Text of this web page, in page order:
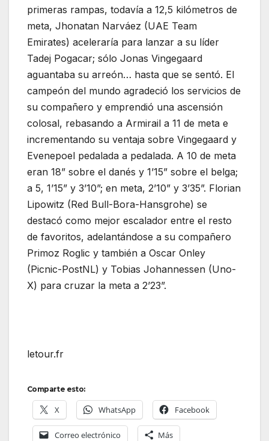
primeras rampas, todavía a 12,5 kilómetros de
meta, Jhonatan Narváez (UAE Team
Emirates) aceleraría para lanzar a su líder
Tadej Pogacar; sólo Jonas Vingegaard
aguantaba su arreón… hasta que se sentó. El
campeón del mundo agradeció los servicios de
su compañero y emprendió una ascensión
colosal, rebasando a Armirail a 11 de meta e
incrementando su ventaja sobre Vingegaard y
Evenepoel pedalada a pedalada. A 10 de meta
eran 18” sobre el danés y 1’15” sobre el belga;
a 5, 1’15” y 3’10”; en meta, 2’10” y 3’35”. Florian
Lipowitz (Red Bull-Bora-Hansgrohe) se
destacó como mejor escalador entre el resto
de favoritos, adelantándose a su compañero
Primoz Roglic y también a Oscar Onley
(Picnic-PostNL) y Tobias Johannessen (Uno-
X) para cruzar la meta a 2’23”.
letour.fr
Comparte esto:
X WhatsApp Facebook
Correo electrónico Más